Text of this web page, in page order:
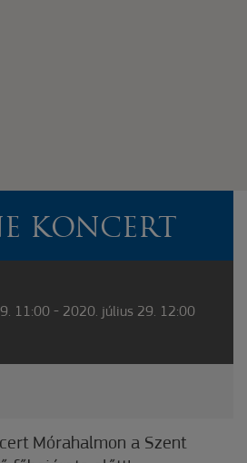
KONCERT
11:00 - 2020. július 29. 12:00
Mórahalmon a Szent